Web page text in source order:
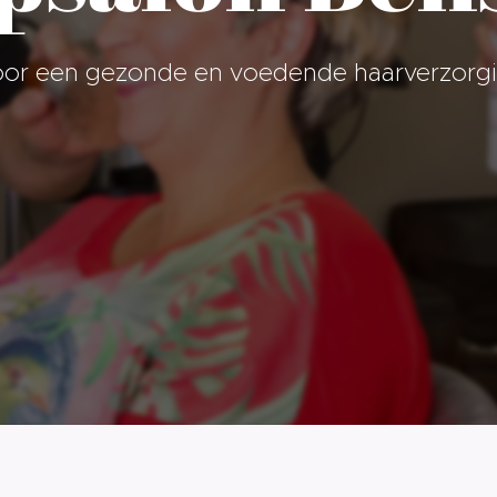
een gezonde en voedende